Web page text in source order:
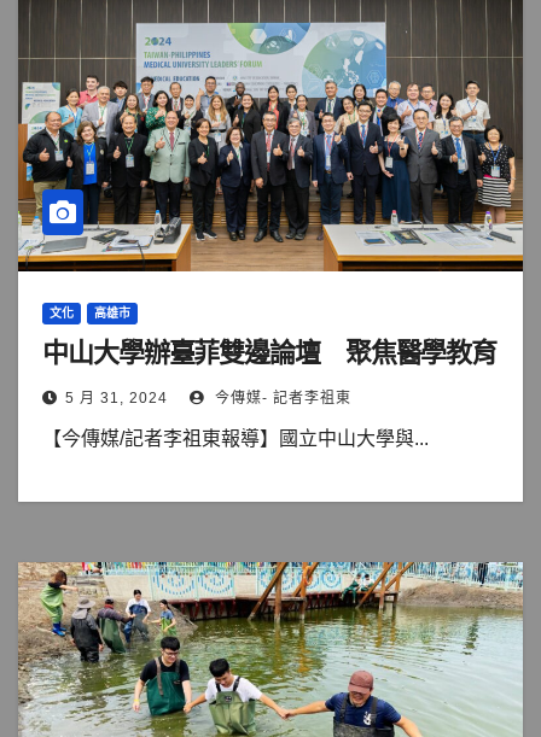
文化 高雄市
中山大學辦臺菲雙邊論壇 聚焦醫學教育
5 月 31, 2024 今傳媒- 記者李祖東
【今傳媒/記者李祖東報導】國立中山大學與...